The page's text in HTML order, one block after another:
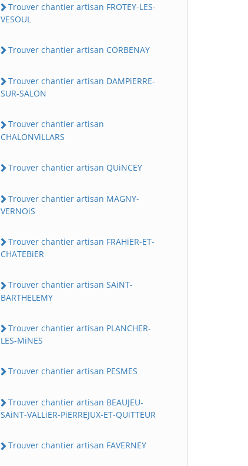
Trouver chantier artisan FROTEY-LES-
VESOUL
Trouver chantier artisan CORBENAY
Trouver chantier artisan DAMPiERRE-
SUR-SALON
Trouver chantier artisan
CHALONViLLARS
Trouver chantier artisan QUiNCEY
Trouver chantier artisan MAGNY-
VERNOiS
Trouver chantier artisan FRAHiER-ET-
CHATEBiER
Trouver chantier artisan SAiNT-
BARTHELEMY
Trouver chantier artisan PLANCHER-
LES-MiNES
Trouver chantier artisan PESMES
Trouver chantier artisan BEAUJEU-
SAiNT-VALLiER-PiERREJUX-ET-QUiTTEUR
Trouver chantier artisan FAVERNEY